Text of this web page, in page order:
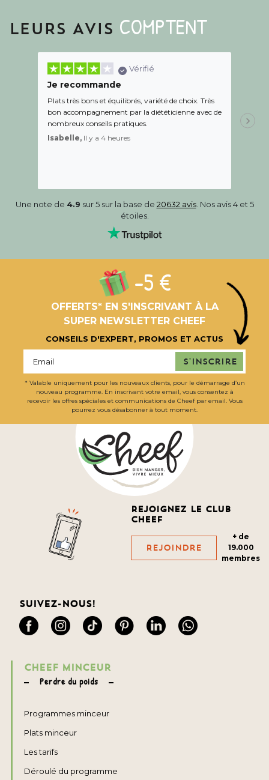
LEURS AVIS COMPTENT
Vérifié
Je recommande
Plats très bons et équilibrés, variété de choix. Très
bon accompagnement par la diététicienne avec de
nombreux conseils pratiques.
Isabelle, Il y a 4 heures
de l
aidé
Une note de 4.9 sur 5 sur la base de 20632 avis. Nos avis 4 et 5
étoiles.
-5 €
OFFERTS* EN S'INSCRIVANT À LA
SUPER NEWSLETTER CHEEF
CONSEILS D'EXPERT, PROMOS ET ACTUS
S'inscrire
* Valable uniquement pour les nouveaux clients, pour le démarrage d’un
nouveau programme. En inscrivant votre email, vous consentez à
recevoir les offres spéciales et communications de Cheef par email. Vous
pourrez vous désabonner à tout moment.
Rejoignez le club
cheef
Rejoindre
+ de
19.000
membres
Suivez-nous!
CHEEF MINCEUR
Perdre du poids
Programmes minceur
Plats minceur
Les tarifs
Déroulé du programme